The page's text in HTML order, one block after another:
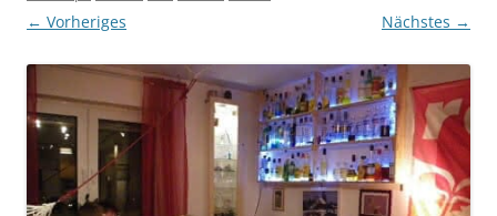
← Vorheriges Nächstes →